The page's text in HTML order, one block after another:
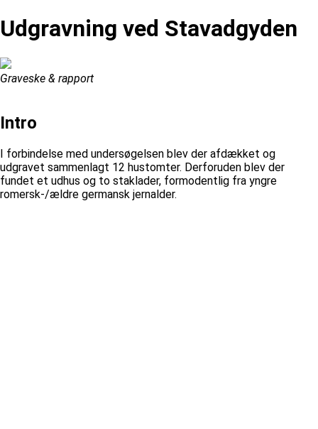
Udgravning ved Stavadgyden
Graveske & rapport
Intro
I forbindelse med undersøgelsen blev der afdækket og
udgravet sammenlagt 12 hustomter. Derforuden blev der
fundet et udhus og to staklader, formodentlig fra yngre
romersk-/ældre germansk jernalder.